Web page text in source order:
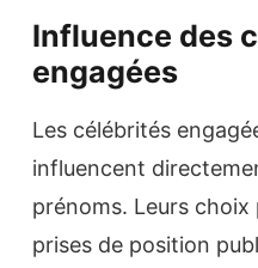
Influence des
engagées
Les célébrités
influencent
prénoms. Leurs
prises de position